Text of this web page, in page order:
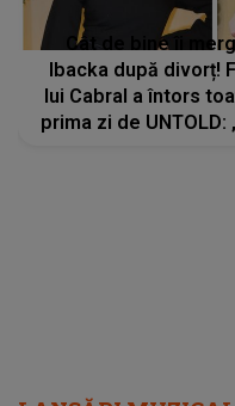
Cât de bine îi
Ibacka după divorț!
lui Cabral a întors
prima zi de UNTOLD: